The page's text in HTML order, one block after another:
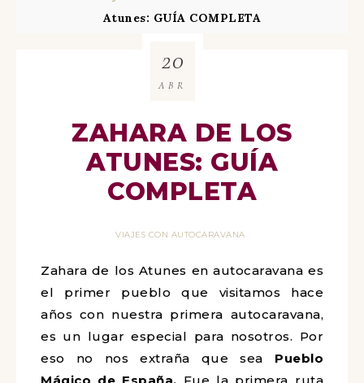
Atunes: GUÍA COMPLETA
ZAHARA DE LOS
ATUNES: GUÍA
COMPLETA
VIAJES CON AUTOCARAVANA
20
ABR
Zahara de los Atunes en autocaravana es
el primer pueblo que visitamos hace
años con nuestra primera autocaravana,
es un lugar especial para nosotros. Por
eso no nos extraña que sea Pueblo